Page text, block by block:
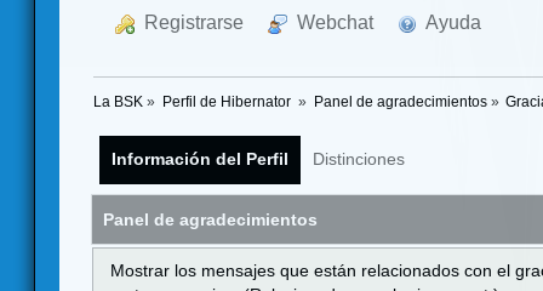
Registrarse Webchat Ayuda
La BSK » Perfil de Hibernator » Panel de agradecimientos»
Información del Perfil Distinciones
Panel de agradecimientos
Mostrar los mensajes que están relacionados con el